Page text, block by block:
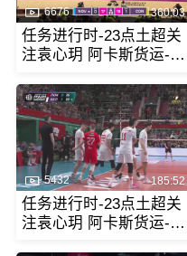
6676 360:03
任务进行时-23点土超关
注袁心玥 阿卡斯货运-瓦
5432 185:52
任务进行时-23点土超关
注袁心玥 阿卡斯货运-瓦